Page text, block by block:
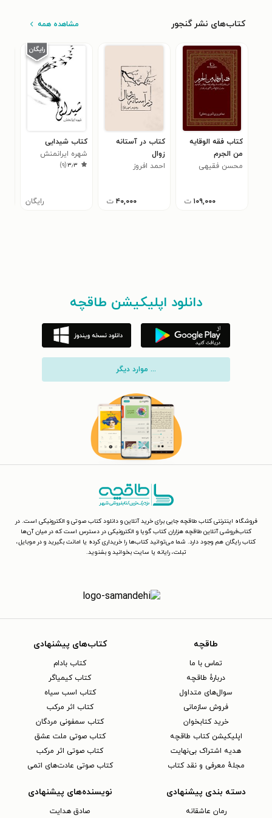
کتاب‌های نشر گنجور مشاهده همه
کتاب فقه الوقایه
من الجرم
محسن فقیهی
۱۰۹,۰۰۰ ت
کتاب در آستانه
زوال
احمد افروز
۴۰,۰۰۰ ت
کتاب شیدایی
شهره ایرانمنش
۳٫۳(۹)
رایگان
دانلود اپلیکیشن طاقچه
... موارد دیگر
فروشگاه اینترنتی کتاب طاقچه جایی برای خرید آنلاین و دانلود کتاب صوتی و الکترونیکی است. در
کتاب‌فروشی آنلاین طاقچه هزاران کتاب گویا و الکترونیکی در دسترس است که در میان آن‌ها
کتاب رایگان هم وجود دارد. شما می‌توانید کتاب‌ها را خریداری کرده یا امانت بگیرید و در موبایل،
تبلت، رایانه یا سایت بخوانید و بشنوید.
طاقچه
تماس با ما
دربارهٔ طاقچه
سوال‌های متداول
فروش سازمانی
خرید کتابخوان
اپلیکیشن کتاب طاقچه
هدیه اشتراک بی‌نهایت
مجلهٔ معرفی و نقد کتاب
کتاب‌های پیشنهادی
کتاب بادام
کتاب کیمیاگر
کتاب اسب سیاه
کتاب اثر مرکب
کتاب سمفونی مردگان
کتاب صوتی ملت عشق
کتاب صوتی اثر مرکب
کتاب صوتی عادت‌های اتمی
دسته بندی پیشنهادی
رمان عاشقانه
نویسنده‌های پیشنهادی
صادق هدایت